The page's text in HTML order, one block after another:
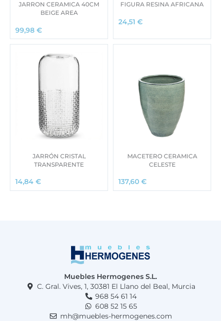
JARRON CERAMICA 40CM
BEIGE AREA
99,98 €
FIGURA RESINA AFRICANA
24,51 €
JARRÓN CRISTAL
TRANSPARENTE
14,84 €
MACETERO CERAMICA
CELESTE
137,60 €
Muebles Hermogenes S.L.
C. Gral. Vives, 1, 30381 El Llano del Beal, Murcia
968 54 61 14
608 52 15 65
mh@muebles-hermogenes.com